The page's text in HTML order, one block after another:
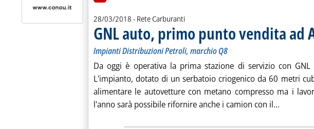
28/03/2018 - Rete Carburanti
GNL auto, primo punto vendita ad
Impianti Distribuzioni Petroli, marchio Q8
Da oggi è operativa la prima stazione di servizio con
L'impianto, dotato di un serbatoio criogenico da 60 metri
alimentare le autovetture con metano compresso ma i
l'anno sarà possibile rifornire anche i camion con il... Leggi